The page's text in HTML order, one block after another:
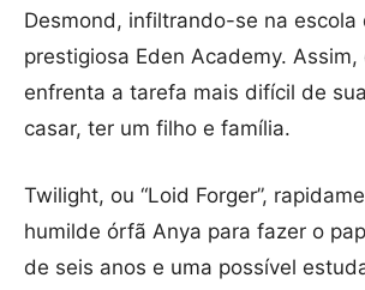
Desmond, infiltrando-se na escola
prestigiosa Eden Academy. Assim,
enfrenta a tarefa mais difícil de
casar, ter um filho e família.
Twilight, ou “Loid Forger”,
humilde órfã Anya para fazer o
de seis anos e uma possível